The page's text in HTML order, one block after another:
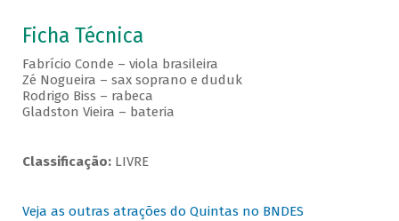
Ficha Técnica
Fabrício Conde – viola brasileira
Zé Nogueira – sax soprano e duduk
Rodrigo Biss – rabeca
Gladston Vieira – bateria
Classificação: LIVRE
Veja as outras atrações do Quintas no BNDES